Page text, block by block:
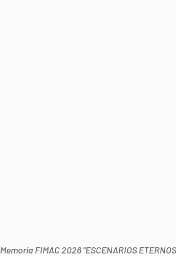
Memoria FIMAC 2026 "ESCENARIOS